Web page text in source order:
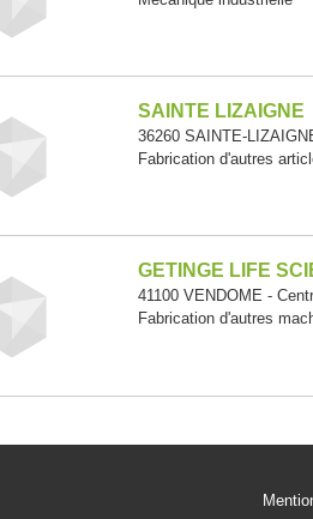
SAINTE LIZAIGNE
36260 SAINTE-
Fabrication d'autres
GETINGE LIFE
41100 VENDOME -
Fabrication d'autres